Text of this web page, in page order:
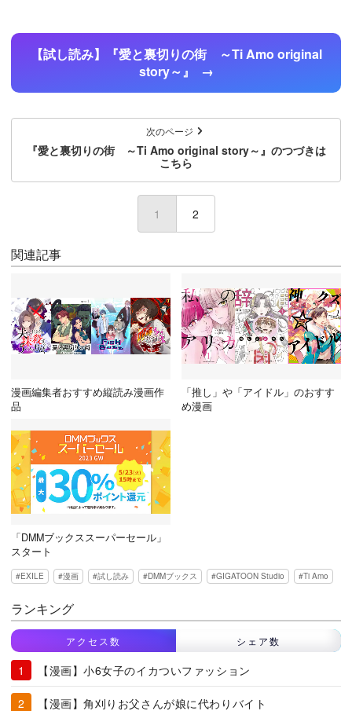
【試し読み】『愛と裏切りの街 ～Ti Amo original
story～』
次のページ
『愛と裏切りの街 ～Ti Amo original story～』のつづきは
こちら
1 (current)
2
関連記事
漫画編集者おすすめ縦読み漫画作
品
「推し」や「アイドル」のおすす
め漫画
「DMMブックススーパーセール」
スタート
EXILE 漫画 試し読み DMMブックス GIGATOON Studio Ti Amo
ランキング
アクセス数 シェア数
【漫画】小6女子のイカついファッション
【漫画】角刈りお父さんが娘に代わりバイト